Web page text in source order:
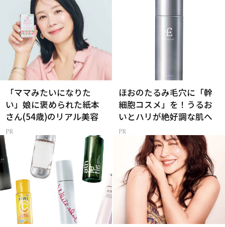
「ママみたいになりた
い」娘に褒められた紙本
さん(54歳)のリアル美容
ほおのたるみ毛穴に「幹
細胞コスメ」を！うるお
いとハリが絶好調な肌へ